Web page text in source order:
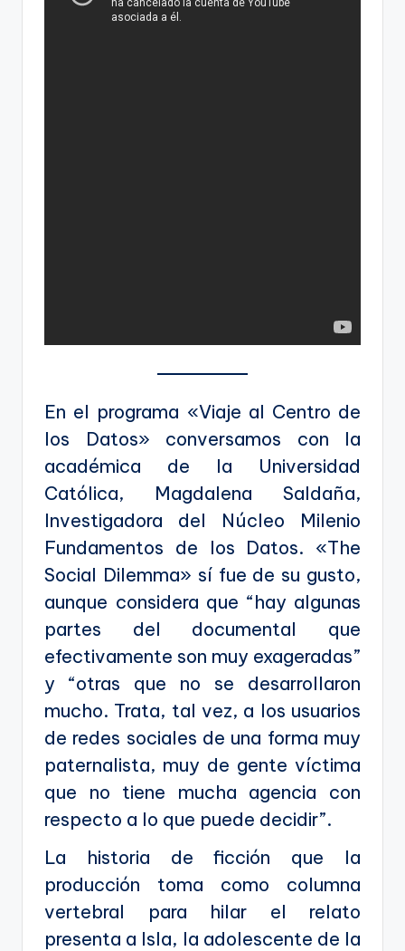
En el programa «Viaje al Centro de
los Datos» conversamos con la
académica de la Universidad
Católica, Magdalena Saldaña,
Investigadora del Núcleo Milenio
Fundamentos de los Datos. «The
Social Dilemma» sí fue de su gusto,
aunque considera que “hay algunas
partes del documental que
efectivamente son muy exageradas”
y “otras que no se desarrollaron
mucho. Trata, tal vez, a los usuarios
de redes sociales de una forma muy
paternalista, muy de gente víctima
que no tiene mucha agencia con
respecto a lo que puede decidir”.
La historia de ficción que la
producción toma como columna
vertebral para hilar el relato
presenta a Isla, la adolescente de la